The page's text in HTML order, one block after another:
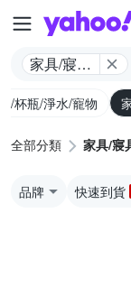
家具/寢具/
/杯瓶/淨水/寵物
全部分類 家具/寢
品牌 快速到貨